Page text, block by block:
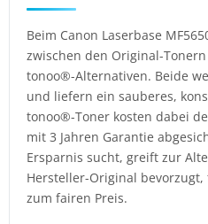
Beim Canon Laserbase
zwischen den Original-
tonoo®-Alternativen. Beide
und liefern ein sauberes,
tonoo®-Toner kosten dabei
mit 3 Jahren Garantie
Ersparnis sucht, greift zur
Hersteller-Original
zum fairen Preis.